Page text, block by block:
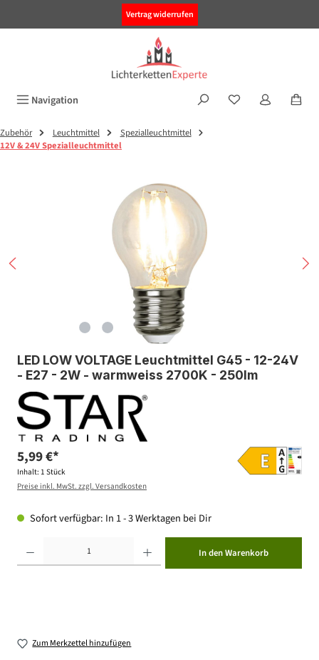
Vertrag widerrufen
Navigation
Zubehör Leuchtmittel
Spezialleuchtmittel
12V & 24V Spezialleuchtmittel
Bildergalerie überspringen
LED LOW VOLTAGE Leuchtmittel G45 - 12-24V
- E27 - 2W - warmweiss 2700K - 250lm
5,99 €*
Inhalt: 1 Stück
Preise inkl. MwSt. zzgl. Versandkosten
Sofort verfügbar: In 1 - 3 Werktagen bei Dir
In den Warenkorb
Zum Merkzettel hinzufügen